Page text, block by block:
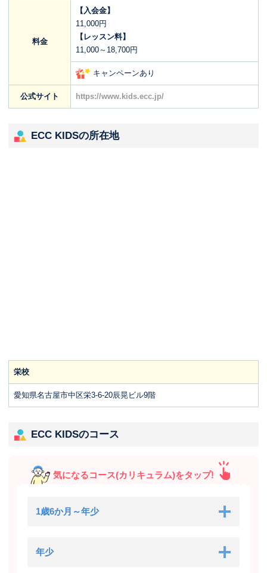
料金
【入会金】
11,000円
【レッスン料】
11,000～18,700円
キャンペーンあり
公式サイト https://www.kids.ecc.jp/
ECC KIDSの所在地
栄校
愛知県名古屋市中区栄3-6-20辰晃ビル9階
ECC KIDSのコース
気になるコース(カリキュラム)をタップ!
1歳6か月～年少
年少